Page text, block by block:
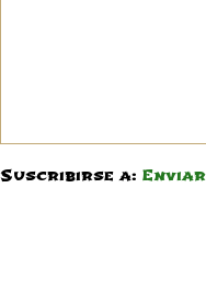
Suscribirse a: